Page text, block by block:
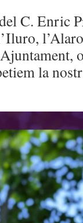
C. Enric
la